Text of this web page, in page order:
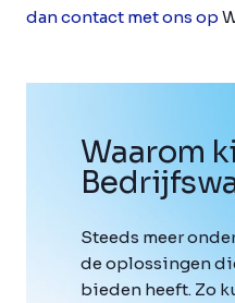
dan contact met ons op
Waarom
Steeds meer
de oplossingen
bieden heeft. Zo